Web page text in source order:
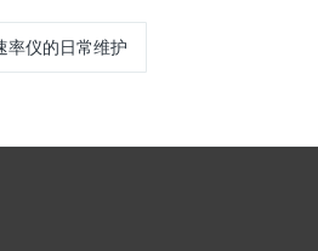
率仪的日常维护